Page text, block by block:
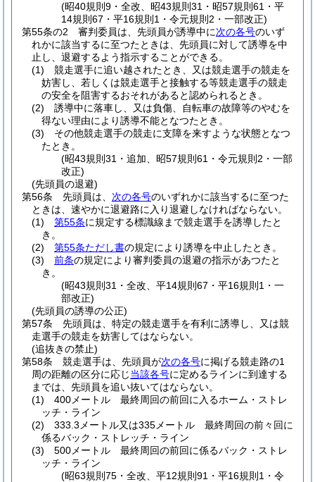
(昭40規則9・全改、昭43規則31・昭57規則61・平
14規則67・平16規則1・令元規則2・一部改正)
第55条の2
審判委員は、先頭員が誘導中に次の各号のいず
れかに該当するに至つたときは、先頭員に対して誘導を中
止し、退避するよう指示することができる。
(1)
競走選手に追い越されたとき、又は競走選手の競走を
妨害し、若しくは競走選手と接触する等競走選手の競走
の安全を阻害するおそれがあると認められるとき。
(2)
誘導中に落車し、又は負傷、自転車の故障等のやむを
得ない理由により誘導不能となつたとき。
(3)
その他競走選手の競走に支障を来すような状態となつ
たとき。
(昭43規則31・追加、昭57規則61・令元規則2・一部
改正)
(先頭員の退避)
第56条
先頭員は、 次の各号のいずれかに該当するに至つた
ときは、速やかに退避路に入り退避しなければならない。
(1)
第55条に規定する標識線まで競走選手を誘導したと
き。
(2)
第55条ただし書の規定により誘導を中止したとき。
(3)
前条の規定により審判委員の退避の指示があつたと
き。
(昭43規則31・全改、平14規則67・平16規則1・一
部改正)
(先頭員の誘導の公正)
第57条
先頭員は、特定の競走選手を有利に誘導し、又は競
走選手の競走を妨害してはならない。
(追抜きの禁止)
第58条
競走選手は、先頭員が次の各号に掲げる競走路の1
周の距離の区分に応じ当該各号に定めるラインに到達する
までは、先頭員を追い抜いてはならない。
(1)
400メートル 最終周回の前回に入るホーム・ストレ
ッチ・ライン
(2)
333.3メートル又は335メートル 最終周回の前々回に
係るバック・ストレッチ・ライン
(3)
500メートル 最終周回の前回に係るバック・ストレ
ッチ・ライン
(昭63規則75・全改、平12規則91・平16規則1・令